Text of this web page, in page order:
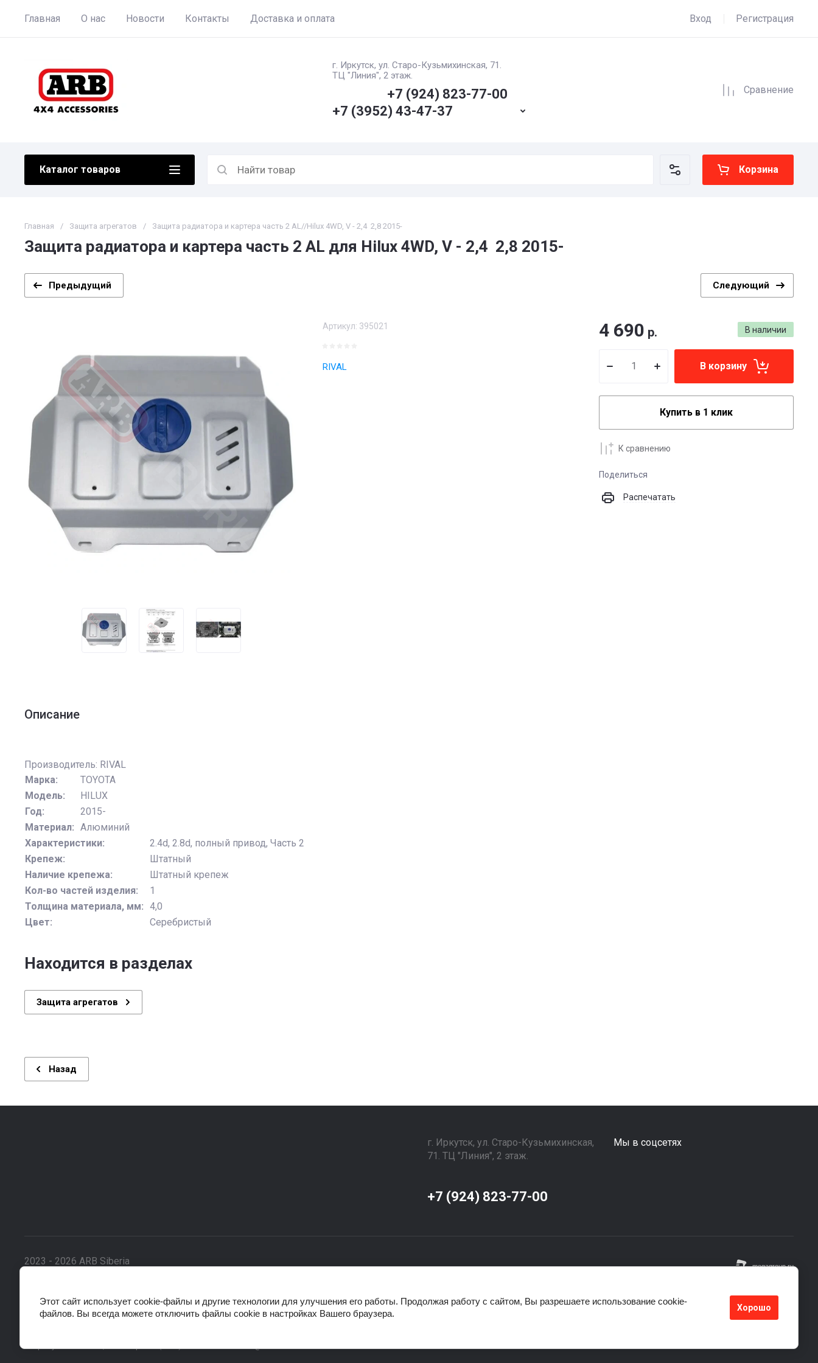
Главная О нас Новости Контакты Доставка и оплата Вход Регистрация
г. Иркутск, ул. ​Старо-Кузьмихинская, 71.
ТЦ "Линия", 2 этаж.
+7 (924) 823-77-00
+7 (3952) 43-47-37
Сравнение
Каталог товаров Корзина
Главная / Защита агрегатов / Защита радиатора и картера часть 2 AL//Hilux 4WD, V - 2,4 2,8 2015-
Защита радиатора и картера часть 2 AL для Hilux 4WD, V - 2,4 2,8 2015-
Предыдущий Следующий
Артикул: 395021
RIVAL
В наличии
4 690 р.
В корзину
Купить в 1 клик
К сравнению
Поделиться
Распечатать
Описание
Производитель: RIVAL
Марка:
TOYOTA
Модель:
HILUX
Год:
2015-
Материал: Алюминий
Характеристики:
2.4d, 2.8d, полный привод, Часть 2
Крепеж:
Штатный
Наличие крепежа:
Штатный крепеж
Кол-во частей изделия:
1
Толщина материала, мм: 4,0
Цвет:
Серебристый
Находится в разделах
Защита агрегатов
Назад
г. Иркутск, ул. ​Старо-Кузьмихинская,
71. ТЦ "Линия", 2 этаж.
+7 (924) 823-77-00
Мы в соцсетях
2023 - 2026 ARB Siberia
Этот сайт использует cookie-файлы и другие технологии для улучшения его работы. Продолжая работу с сайтом, Вы разрешаете использование cookie-
файлов. Вы всегда можете отключить файлы cookie в настройках Вашего браузера.
Хорошо